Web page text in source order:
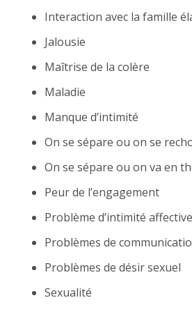
Interaction avec la famille
Jalousie
Maîtrise de la colère
Maladie
Manque d’intimité
On se sépare ou on se
On se sépare ou on va en
Peur de l’engagement
Problème d’intimité
Problèmes de
Problèmes de désir sexuel
Sexualité